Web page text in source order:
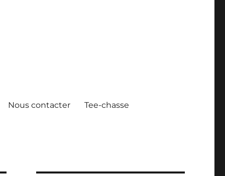
Nous contacter Tee-chasse